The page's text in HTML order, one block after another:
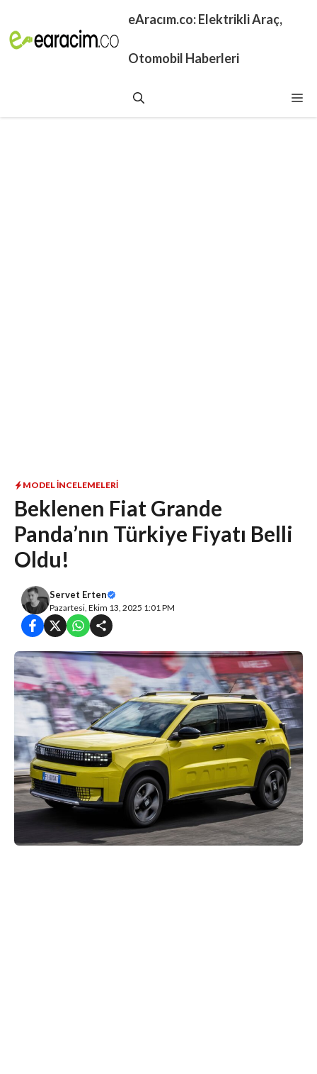
eAracım.co: Elektrikli Araç,
Otomobil Haberleri
MODEL İNCELEMELERI
Beklenen Fiat Grande
Panda’nın Türkiye Fiyatı Belli
Oldu!
Servet Erten
Pazartesi, Ekim 13, 2025 1:01 PM